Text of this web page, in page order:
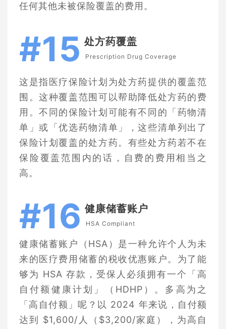
任何其他未被保险覆盖的费用。
#15 处方药覆盖
Prescription Drug Coverage
这是指医疗保险计划为处方药提供的覆盖范
围。这种覆盖范围可以帮助降低处方药的费
用。不同的保险计划可能有不同的「药物清
单」或「优选药物清单」，这些清单列出了
保险计划覆盖的处方药。有些处方药若不在
保险覆盖范围内的话，自费的费用相当之
高。
#16 健康储蓄账户
HSA Compliant
健康储蓄账户（HSA）是一种允许个人为未
来的医疗费用储蓄的税收优惠账户。为了能
够为 HSA 存款，受保人必须拥有一个「高
自付额健康计划」（HDHP）。多高为之
「高自付额」呢？以 2024 年来说，自付额
达到 $1,600/人（$3,200/家庭），为高自